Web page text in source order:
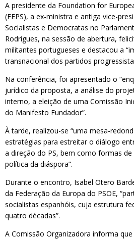
A presidente da Foundation for
(FEPS), a ex-ministra e antiga vice-
Socialistas e Democratas no
Rodrigues, na sessão de abertura,
militantes portugueses e destacou a
transnacional dos partidos
Na conferência, foi apresentado o
jurídico da proposta, a análise do
interno, a eleição de uma Comissão
do Manifesto Fundador”.
À tarde, realizou-se “uma mesa-
estratégias para estreitar o diálogo
a direção do PS, bem como formas
política da diáspora”.
Durante o encontro, Isabel Otero
da Federação da Europa do PSOE,
socialistas espanhóis, cuja estrutura
quatro décadas”.
A Comissão Organizadora informa